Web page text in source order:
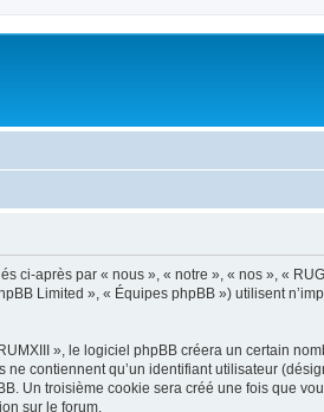
après par « nous », « notre », « nos », «
Limited », « Équipes phpBB ») utilisent
», le logiciel phpBB créera un certain
contiennent qu’un identifiant utilisateur
Un troisième cookie sera créé une fois que
sur le forum.